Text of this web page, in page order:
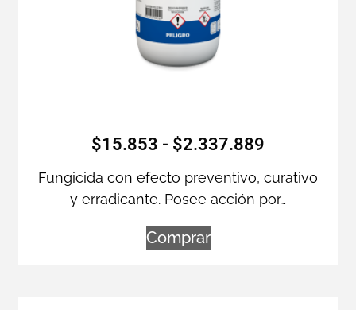
$15.853 - $2.337.889
Fungicida con efecto preventivo, curativo
y erradicante. Posee acción por…
Comprar